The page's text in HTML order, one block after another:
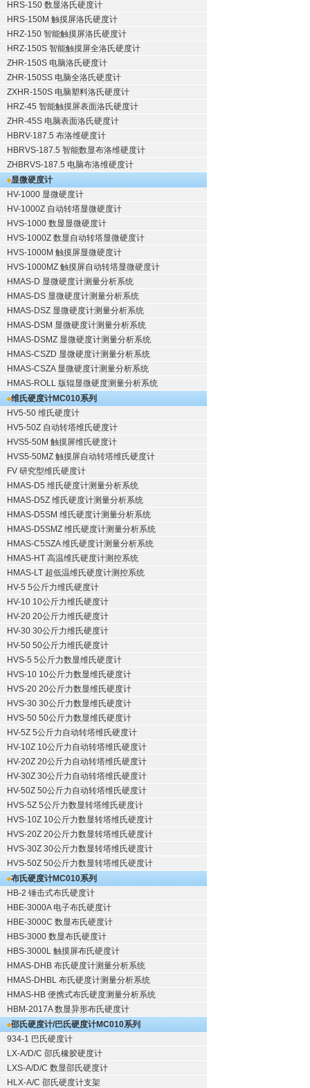
HRS-150 数显洛氏硬度计
HRS-150M 触摸屏洛氏硬度计
HRZ-150 智能触摸屏洛氏硬度计
HRZ-150S 智能触摸屏全洛氏硬度计
ZHR-150S 电脑洛氏硬度计
ZHR-150SS 电脑全洛氏硬度计
ZXHR-150S 电脑塑料洛氏硬度计
HRZ-45 智能触摸屏表面洛氏硬度计
ZHR-45S 电脑表面洛氏硬度计
HBRV-187.5 布洛维硬度计
HBRVS-187.5 智能数显布洛维硬度计
ZHBRVS-187.5 电脑布洛维硬度计
显微硬度计
HV-1000 显微硬度计
HV-1000Z 自动转塔显微硬度计
HVS-1000 数显显微硬度计
HVS-1000Z 数显自动转塔显微硬度计
HVS-1000M 触摸屏显微硬度计
HVS-1000MZ 触摸屏自动转塔显微硬度计
HMAS-D 显微硬度计测量分析系统
HMAS-DS 显微硬度计测量分析系统
HMAS-DSZ 显微硬度计测量分析系统
HMAS-DSM 显微硬度计测量分析系统
HMAS-DSMZ 显微硬度计测量分析系统
HMAS-CSZD 显微硬度计测量分析系统
HMAS-CSZA 显微硬度计测量分析系统
HMAS-ROLL 版辊显微硬度测量分析系统
维氏硬度计MC010系列
HV5-50 维氏硬度计
HV5-50Z 自动转塔维氏硬度计
HVS5-50M 触摸屏维氏硬度计
HVS5-50MZ 触摸屏自动转塔维氏硬度计
FV 研究型维氏硬度计
HMAS-D5 维氏硬度计测量分析系统
HMAS-D5Z 维氏硬度计测量分析系统
HMAS-D5SM 维氏硬度计测量分析系统
HMAS-D5SMZ 维氏硬度计测量分析系统
HMAS-C5SZA 维氏硬度计测量分析系统
HMAS-HT 高温维氏硬度计测控系统
HMAS-LT 超低温维氏硬度计测控系统
HV-5 5公斤力维氏硬度计
HV-10 10公斤力维氏硬度计
HV-20 20公斤力维氏硬度计
HV-30 30公斤力维氏硬度计
HV-50 50公斤力维氏硬度计
HVS-5 5公斤力数显维氏硬度计
HVS-10 10公斤力数显维氏硬度计
HVS-20 20公斤力数显维氏硬度计
HVS-30 30公斤力数显维氏硬度计
HVS-50 50公斤力数显维氏硬度计
HV-5Z 5公斤力自动转塔维氏硬度计
HV-10Z 10公斤力自动转塔维氏硬度计
HV-20Z 20公斤力自动转塔维氏硬度计
HV-30Z 30公斤力自动转塔维氏硬度计
HV-50Z 50公斤力自动转塔维氏硬度计
HVS-5Z 5公斤力数显转塔维氏硬度计
HVS-10Z 10公斤力数显转塔维氏硬度计
HVS-20Z 20公斤力数显转塔维氏硬度计
HVS-30Z 30公斤力数显转塔维氏硬度计
HVS-50Z 50公斤力数显转塔维氏硬度计
布氏硬度计MC010系列
HB-2 锤击式布氏硬度计
HBE-3000A 电子布氏硬度计
HBE-3000C 数显布氏硬度计
HBS-3000 数显布氏硬度计
HBS-3000L 触摸屏布氏硬度计
HMAS-DHB 布氏硬度计测量分析系统
HMAS-DHBL 布氏硬度计测量分析系统
HMAS-HB 便携式布氏硬度测量分析系统
HBM-2017A 数显异形布氏硬度计
邵氏硬度计/巴氏硬度计MC010系列
934-1 巴氏硬度计
LX-A/D/C 邵氏橡胶硬度计
LXS-A/D/C 数显邵氏硬度计
HLX-A/C 邵氏硬度计支架